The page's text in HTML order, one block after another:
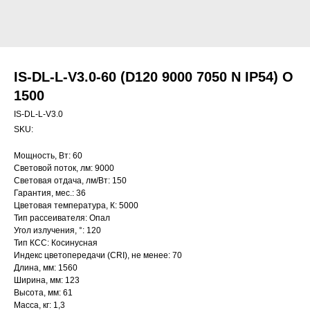
IS-DL-L-V3.0-60 (D120 9000 7050 N IP54) O
1500
IS-DL-L-V3.0
SKU:
Мощность, Вт: 60
Световой поток, лм: 9000
Световая отдача, лм/Вт: 150
Гарантия, мес.: 36
Цветовая температура, К: 5000
Тип рассеивателя: Опал
Угол излучения, °: 120
Тип КСС: Косинусная
Индекс цветопередачи (CRI), не менее: 70
Длина, мм: 1560
Ширина, мм: 123
Высота, мм: 61
Масса, кг: 1,3